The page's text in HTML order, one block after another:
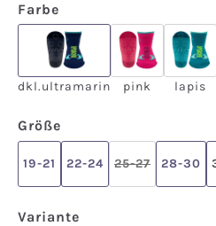
Farbe
dkl.ultramarin
dkl.ultramarin
pink
(Diese
pink
lapis
lapis
Größe
19-21 22-24 25-27 28-30
Variante